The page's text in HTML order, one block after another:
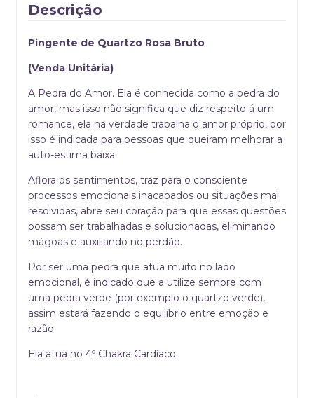
Descrição
Pingente de Quartzo Rosa Bruto
(Venda Unitária)
A Pedra do Amor. Ela é conhecida como a pedra do
amor, mas isso não significa que diz respeito á um
romance, ela na verdade trabalha o amor próprio, por
isso é indicada para pessoas que queiram melhorar a
auto-estima baixa.
Aflora os sentimentos, traz para o consciente
processos emocionais inacabados ou situações mal
resolvidas, abre seu coração para que essas questões
possam ser trabalhadas e solucionadas, eliminando
mágoas e auxiliando no perdão.
Por ser uma pedra que atua muito no lado
emocional, é indicado que a utilize sempre com
uma pedra verde (por exemplo o quartzo verde),
assim estará fazendo o equilíbrio entre emoção e
razão.
Ela atua no 4º Chakra Cardíaco.